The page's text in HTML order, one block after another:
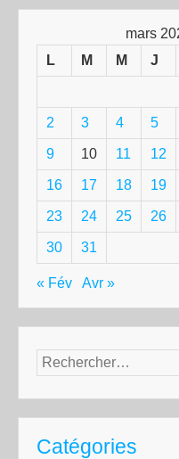
mars
L
M M J
2 3 4 5
9 10 11 12
16 17 18 19
23 24 25 26
30 31
« Fév Avr »
Rechercher :
Catégories